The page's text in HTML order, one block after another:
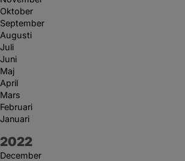
Oktober
September
Augusti
Juli
Juni
Maj
April
Mars
Februari
Januari
År:
2022
December